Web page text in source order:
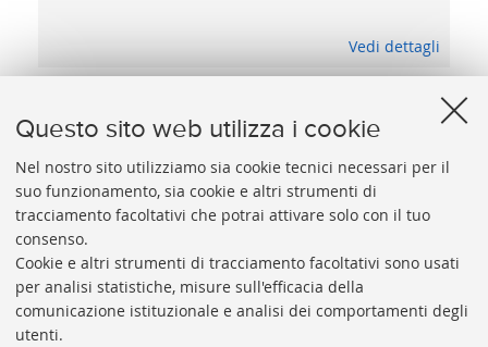
Questo sito web utilizza i cookie
Nel nostro sito utilizziamo sia cookie tecnici necessari per il
suo funzionamento, sia cookie e altri strumenti di
tracciamento facoltativi che potrai attivare solo con il tuo
consenso.
Cookie e altri strumenti di tracciamento facoltativi sono usati
per analisi statistiche, misure sull'efficacia della
comunicazione istituzionale e analisi dei comportamenti degli
utenti.
Vedi dettagli
UNIVERSITARIA
Presidente: prof. Francesco Citti
Coordinatrice gestionale: Maria Pia Torricelli
Responsabile Amministrativo: Luigia Di Pumpo